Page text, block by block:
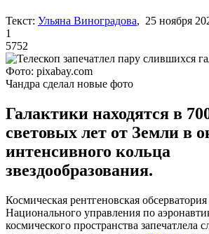
Текст: Ульяна Виноградова, 25 ноября
1
5752
Фото: pixabay.com
Чандра сделал новые фото
Галактики находятся в
световых лет от Земли в
интенсивного кольца
звездообразования.
Космическая рентгеновская
Национального управления по
космического пространства запечатлела